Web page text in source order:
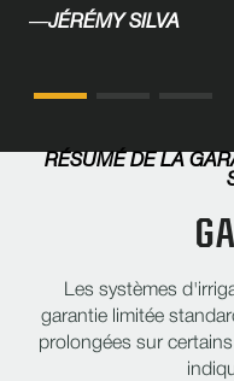
—JÉRÉMY SILVA
RÉSUMÉ DE LA
Les systèmes
garantie limitée
prolongées sur